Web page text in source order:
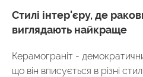
Стилі інтер'єру, де
виглядають найкраще
Керамограніт -
що він вписується в різні